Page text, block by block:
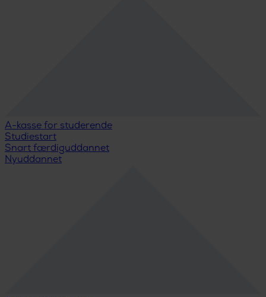
A-kasse for studerende
Studiestart
Snart færdiguddannet
Nyuddannet